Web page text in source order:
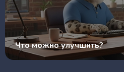
Что можно улучшить?